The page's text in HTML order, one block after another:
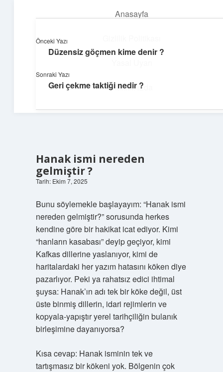
Anasayfa
Hakkımızda
Günlük Hatırlatmalar
Keyifli vakit için kısa ve eğlenceli içerikler.
Hanak ismi nereden
gelmiştir ?
Tarih: Ekim 7, 2025
Bunu söylemekle başlayayım: “Hanak ismi
nereden gelmiştir?” sorusunda herkes
kendine göre bir hakikat icat ediyor. Kimi
“hanların kasabası” deyip geçiyor, kimi
Kafkas dillerine yaslanıyor, kimi de
haritalardaki her yazım hatasını köken diye
pazarlıyor. Peki ya rahatsız edici ihtimal
şuysa: Hanak’ın adı tek bir köke değil, üst
üste binmiş dillerin, idari rejimlerin ve
kopyala-yapıştır yerel tarihçiliğin bulanık
birleşimine dayanıyorsa?
Kısa cevap: Hanak isminin tek ve
tartışmasız bir kökeni yok. Bölgenin çok
Önceki Yazı
Düzensiz göçmen kime denir ?
Sonraki Yazı
Geri çekme taktiği nedir ?